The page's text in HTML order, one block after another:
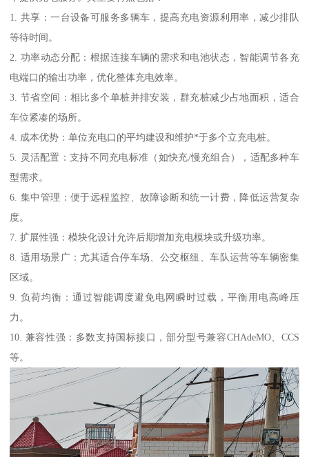
1. 共享：一台设备可服务多辆车，提高充电资源利用率，减少排队
等待时间。
2. 功率动态分配：根据连接车辆的需求和电池状态，智能调节各充
电端口的输出功率，优化整体充电效率。
3. 节省空间：相比多个单桩并排安装，群充桩减少占地面积，适合
车位紧凑的场所。
4. 成本优势：单位充电口的平均建设和维护*于多个立充电桩。
5. 灵活配置：支持不同充电标准（如快充/慢充组合），适配多种车
型需求。
6. 集中管理：便于远程监控、故障诊断和统一计费，降低运营复杂
度。
7. 扩展性强：模块化设计允许后期增加充电模块或升级功率。
8. 适用场景广：尤其适合停车场、公交枢纽、车队运营等车辆密集
区域。
9. 负荷均衡：通过智能调度避免电网瞬时过载，平衡用电高峰压
力。
10. 兼容性强：多数支持国标接口，部分型号兼容CHAdeMO、CCS
等。